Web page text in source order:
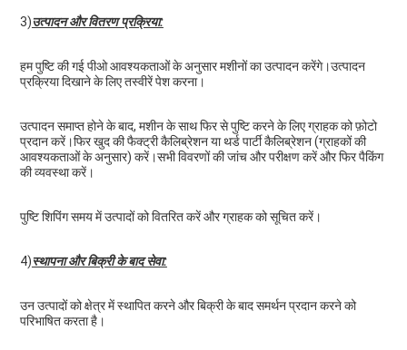
3)उत्पादन और वितरण प्रक्रिया:
हम पुष्टि की गई पीओ आवश्यकताओं के अनुसार मशीनों का उत्पादन करेंगे।उत्पादन
प्रक्रिया दिखाने के लिए तस्वीरें पेश करना।
उत्पादन समाप्त होने के बाद, मशीन के साथ फिर से पुष्टि करने के लिए ग्राहक को फ़ोटो
प्रदान करें।फिर खुद की फैक्ट्री कैलिब्रेशन या थर्ड पार्टी कैलिब्रेशन (ग्राहकों की
आवश्यकताओं के अनुसार) करें।सभी विवरणों की जांच और परीक्षण करें और फिर पैकिंग
की व्यवस्था करें।
पुष्टि शिपिंग समय में उत्पादों को वितरित करें और ग्राहक को सूचित करें।
4)स्थापना और बिक्री के बाद सेवा:
उन उत्पादों को क्षेत्र में स्थापित करने और बिक्री के बाद समर्थन प्रदान करने को
परिभाषित करता है।